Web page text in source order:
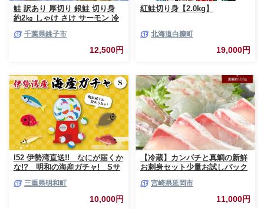
鮭 訳あり 厚切り 銀鮭 切り身
約2㎏ しゃけ さけ サーモン 冷
弁当 銀鮭切り身 銀鮭切身 鮭切
身 鮭切り身 シャケ サケ 魚 魚
介 魚貝類 海鮮 わけあり 訳あり
メ ふるさと納税鮭 ふるさと納
税 千葉県 銚子市 銚子東洋
千葉県銚子市
12,500円
紅鮭切り身【2.0kg】
北海道白糠町
19,000円
I52 伊勢湾直送!! なにが届くか
な!? 明和の海産ガチャ! Sサ
三重県明和町
10,000円
【冷蔵】カンパチと真鯛の新鮮
お刺身セット少量お試しパック
宮崎県延岡市
11,000円